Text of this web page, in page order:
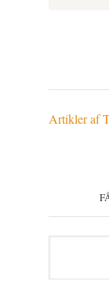
Artikler af